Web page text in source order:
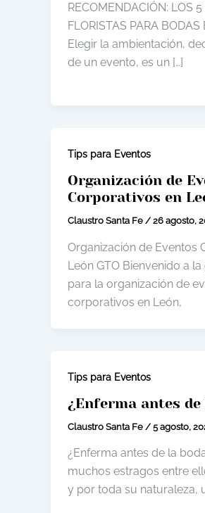
RECOMENDACIÓN: LOS
FLORISTAS PARA
Elegir la ambientación,
de un evento, es un […]
Tips para Eventos
Organización de
Corporativos en
Claustro Santa Fe / 26 agosto,
Organización de Eventos
León GTO Bienvenido a
para la organización de
corporativos en León,
Tips para Eventos
¿Enferma antes de
Claustro Santa Fe / 5 agosto,
¿Enferma antes de la
muchos estragos entre
y por toda su naturaleza,